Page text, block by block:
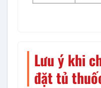
Lưu ý khi
đặt tủ